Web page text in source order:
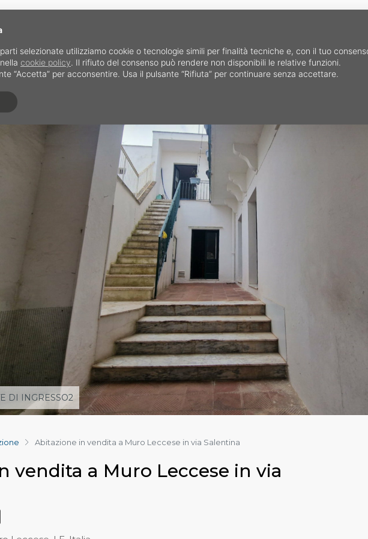
DI INGRESSO2
Abitazione in vendita a Muro Leccese in via Salentina
vendita a Muro Leccese in via
selezionate utilizziamo cookie o tecnologie simili per finalità tecniche e, con il tuo
cookie policy. Il rifiuto del consenso può rendere non disponibili le relative funzioni.
“Accetta” per acconsentire. Usa il pulsante “Rifiuta” per continuare senza accettare.